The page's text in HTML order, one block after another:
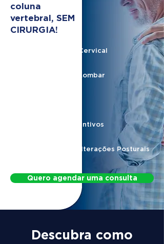
coluna
vertebral, SEM
CIRURGIA!
Hérnia de Disco Cervical
Hérnia de Disco Lombar
Protocolos Preventivos
Protocolo para Alterações Posturais
Quero agendar uma consulta
Descubra como